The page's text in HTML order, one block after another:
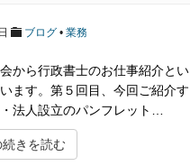
ブログ • 業務
から行政書士のお仕事紹介と
ます。第５回目、今回ご紹介
法人設立のパンフレット…
きを読む